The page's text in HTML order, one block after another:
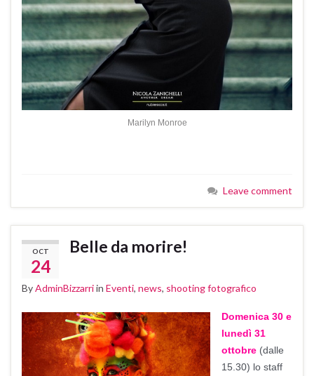
Marilyn Monroe
Leave comment
OCT
24
Belle da morire!
ByAdminBizzarriin Eventi, news, shooting fotografico
Domenica 30 e
lunedì 31
ottobre (dalle
15.30) lo staff